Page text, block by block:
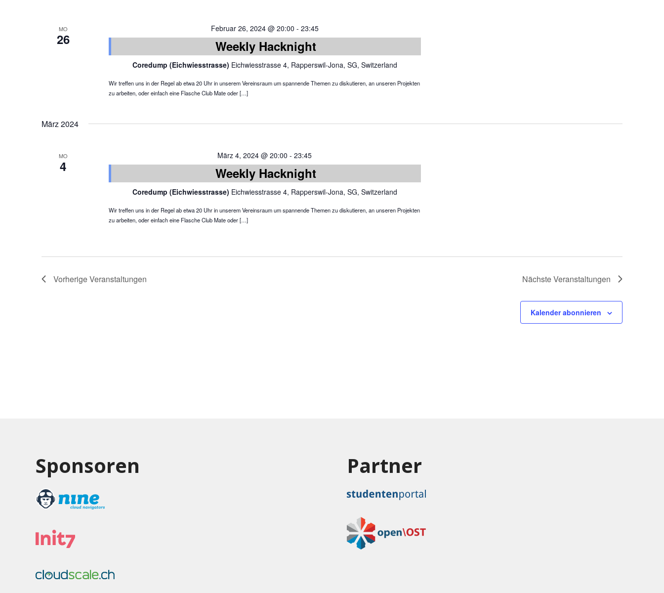
MO
26
Februar 26, 2024 @ 20:00 - 23:45
Weekly Hacknight
Coredump (Eichwiesstrasse) Eichwiesstrasse 4, Rapperswil-Jona, SG, Switzerland
Wir treffen uns in der Regel ab etwa 20 Uhr in unserem Vereinsraum um spannende Themen zu diskutieren, an unseren Projekten
zu arbeiten, oder einfach eine Flasche Club Mate oder […]
März 2024
MO
4
März 4, 2024 @ 20:00 -23:45
Weekly Hacknight
Coredump (Eichwiesstrasse) Eichwiesstrasse 4, Rapperswil-Jona, SG, Switzerland
Wir treffen uns in der Regel ab etwa 20 Uhr in unserem Vereinsraum um spannende Themen zu diskutieren, an unseren Projekten
zu arbeiten, oder einfach eine Flasche Club Mate oder […]
VorherigeVeranstaltungen NächsteVeranstaltungen
Kalender abonnieren
Sponsoren Partner